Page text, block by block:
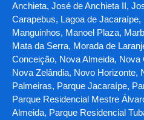
Anchieta, José de Anchieta II,
Carapebus, Lagoa de Jacaraípe,
Manguinhos, Manoel Plaza,
Mata da Serra, Morada de
Conceição, Nova Almeida, Nova
Nova Zelândia, Novo Horizonte,
Palmeiras, Parque Jacaraípe,
Parque Residencial Mestre
Almeida, Parque Residencial